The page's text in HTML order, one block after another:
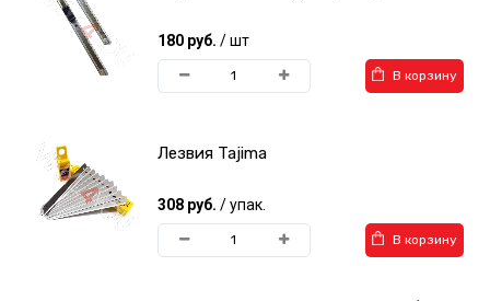
180 руб. / шт
В корзину
Лезвия Tajima
308 руб. / упак.
В корзину